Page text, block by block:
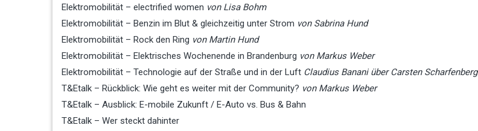
Elektromobilität – electrified women von Lisa Bohm
Elektromobilität – Benzin im Blut & gleichzeitig unter Strom von Sabrina Hund
Elektromobilität – Rock den Ring von Martin Hund
Elektromobilität – Elektrisches Wochenende in Brandenburg von Markus Weber
Elektromobilität – Technologie auf der Straße und in der Luft Claudius Banani über Carsten Scharfenberg
T&Etalk – Rückblick: Wie geht es weiter mit der Community? von Markus Weber
T&Etalk – Ausblick: E-mobile Zukunft / E-Auto vs. Bus & Bahn
T&Etalk – Wer steckt dahinter